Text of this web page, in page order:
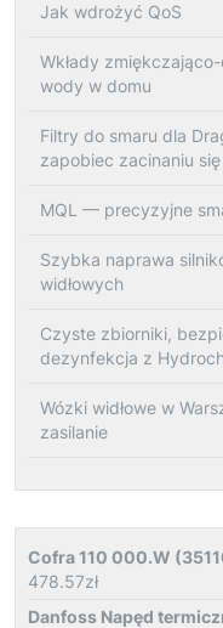
Jak wdrożyć QoS
Wkłady
wody w domu
Filtry do smaru dla
zapobiec zacinaniu
MQL — precyzyjne
Szybka naprawa
widłowych
Czyste zbiorniki,
dezynfekcja z
Wózki widłowe w
zasilanie
Cofra 110 000.W
478.57zł
Danfoss Napęd